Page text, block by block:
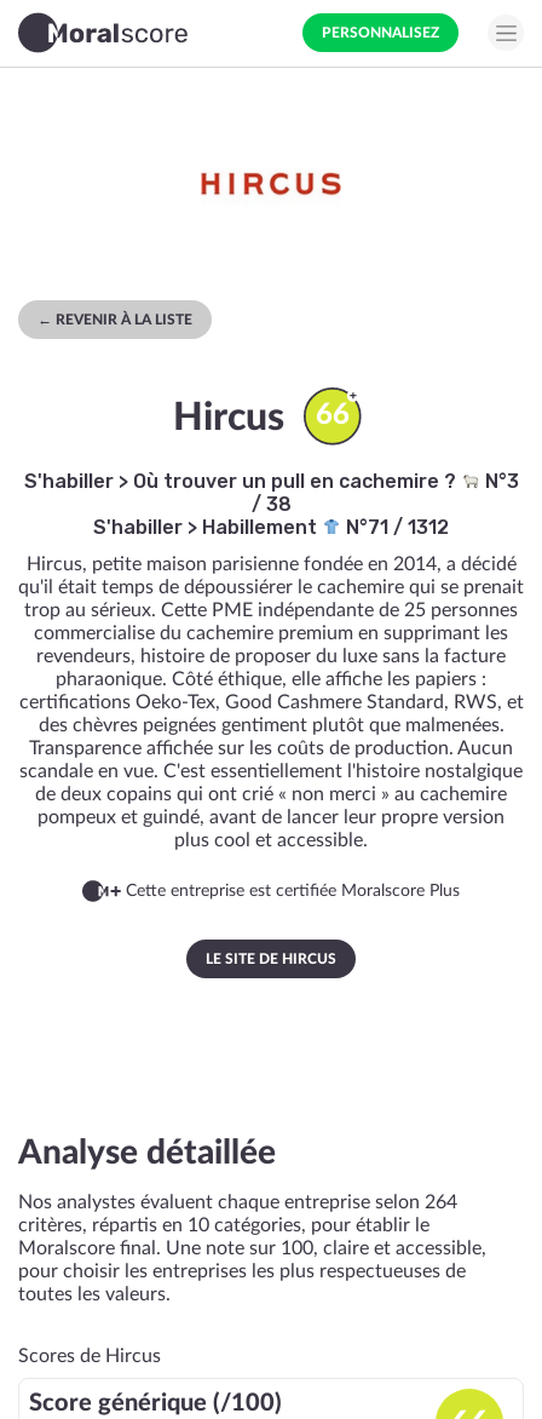
PERSONNALISEZ
← REVENIR À LA LISTE
Hircus 66
S'habiller> Où trouver un pull en cachemire ?
N°3
/ 38
S'habiller > Habillement N°71 / 1312
Hircus, petite maison parisienne fondée en 2014, a décidé
qu'il était temps de dépoussiérer le cachemire qui se prenait
trop au sérieux. Cette PME indépendante de 25 personnes
commercialise du cachemire premium en supprimant les
revendeurs, histoire de proposer du luxe sans la facture
pharaonique. Côté éthique, elle affiche les papiers :
certifications Oeko-Tex, Good Cashmere Standard, RWS, et
des chèvres peignées gentiment plutôt que malmenées.
Transparence affichée sur les coûts de production. Aucun
scandale en vue. C'est essentiellement l'histoire nostalgique
de deux copains qui ont crié « non merci » au cachemire
pompeux et guindé, avant de lancer leur propre version
plus cool et accessible.
Cette entreprise est certifiée Moralscore Plus
LE SITE DE HIRCUS
Analyse détaillée
Nos analystes évaluent chaque entreprise selon 264
critères, répartis en 10 catégories, pour établir le
Moralscore final. Une note sur 100, claire et accessible,
pour choisir les entreprises les plus respectueuses de
toutes les valeurs.
Scores de Hircus
Score générique (/100)